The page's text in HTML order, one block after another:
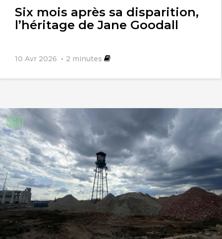
Six mois après sa disparition,
l’héritage de Jane Goodall
10 Avr 2026 2 minutes